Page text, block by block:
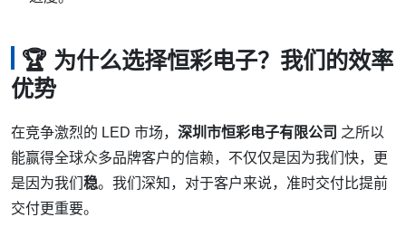
🏆 为什么选择恒彩电子？我们的效率
优势
在竞争激烈的 LED 市场， 深圳市恒彩电子有限公司 之所以
能赢得全球众多品牌客户的信赖，不仅仅是因为我们快，更
是因为我们 稳。我们深知，对于客户来说，准时交付比提前
交付更重要。